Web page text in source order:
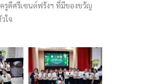
รูดีศรีเซนต์ฟรังฯ ที่มีของขวัญ
ใจ